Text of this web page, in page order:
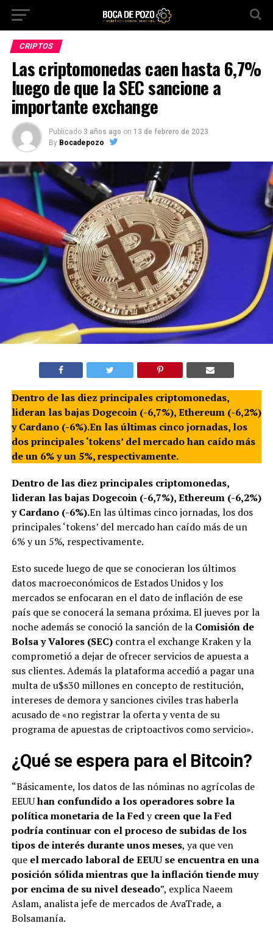
CRIPTOS
Las criptomonedas caen hasta 6,7%
luego de que la SEC sancione a
importante exchange
Publicado 3 años ago on 13 de febrero de 2023
By Bocadepozo
Dentro de las diez principales criptomonedas,
lideran las bajas Dogecoin (-6,7%), Ethereum (-6,2%)
y Cardano (-6%).En las últimas cinco jornadas, los
dos principales ‘tokens’ del mercado han caído más
de un 6% y un 5%, respectivamente.
Dentro de las diez principales criptomonedas,
lideran las bajas Dogecoin (-6,7%), Ethereum (-6,2%)
y Cardano (-6%).En las últimas cinco jornadas, los dos
principales ‘tokens’ del mercado han caído más de un
6% y un 5%, respectivamente.
Esto sucede luego de que se conocieran los últimos
datos macroeconómicos de Estados Unidos y los
mercados se enfocaran en el dato de inflación de ese
país que se conocerá la semana próxima. El jueves por la
noche además se conoció la sanción de la Comisión de
Bolsa y Valores (SEC)contra el exchange Kraken y la
comprometió a dejar de ofrecer servicios de apuesta a
sus clientes. Además la plataforma accedió a pagar una
multa de u$s30 millones en concepto de restitución,
intereses de demora y sanciones civiles tras haberla
acusado de «no registrar la oferta y venta de su
programa de apuestas de criptoactivos como servicio».
¿Qué se espera para el Bitcoin?
“Básicamente, los datos de las nóminas no agrícolas de
EEUUhan confundido a los operadores sobre la
política monetaria de la Fedycreen que la Fed
podría continuar con el proceso de subidas de los
tipos de interés durante unos meses, ya que ven
que el mercado laboral de EEUU se encuentra en una
posición sólida mientras que la inflación tiende muy
por encima de su nivel deseado”, explica Naeem
Aslam, analista jefe de mercados de AvaTrade, a
Bolsamanía.